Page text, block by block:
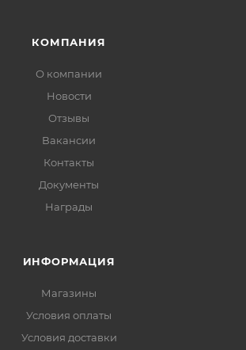
КОМПАНИЯ
О компании
Новости
Отзывы
Вакансии
Контакты
Документы
Награды
ИНФОРМАЦИЯ
Магазины
Условия оплаты
Условия доставки